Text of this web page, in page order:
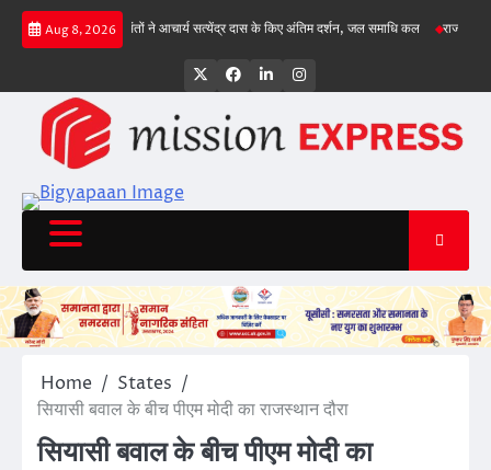
Skip
Aug 8, 2026
क्रीज पर संतों ने आचार्य सत्येंद्र दास के किए अंतिम दर्शन, जल समाधि कल राज्य सड़क
TwitterFacebook
LinkedInInstagram
Home
States
सियासी बवाल के बीच पीएम मोदी का राजस्थान दौरा
सियासी बवाल के बीच पीएम मोदी का